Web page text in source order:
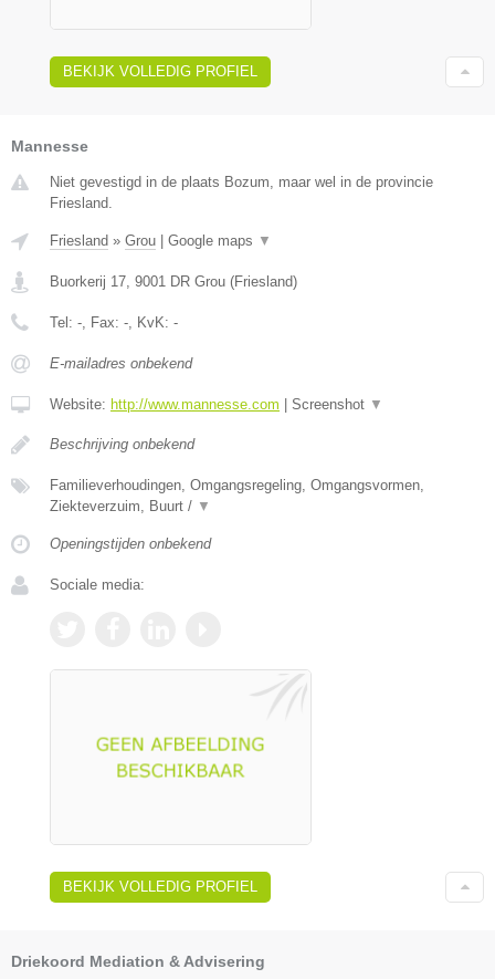
BEKIJK VOLLEDIG PROFIEL
Mannesse
Niet gevestigd in de plaats Bozum, maar wel in de provincie
Friesland.
Friesland » Grou Google maps ▼
Buorkerij 17, 9001 DR Grou (Friesland)
Tel: -, Fax: -, KvK: -
E-mailadres onbekend
Website: http://www.mannesse.com Screenshot ▼
Beschrijving onbekend
Familieverhoudingen, Omgangsregeling, Omgangsvormen,
Ziekteverzuim, Buurt / ▼
Openingstijden onbekend
Sociale media:
BEKIJK VOLLEDIG PROFIEL
Driekoord Mediation & Advisering